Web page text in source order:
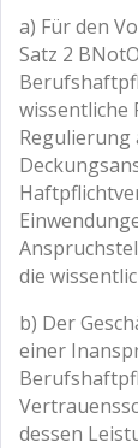
a) Für den
Satz 2
wissentliche
Regulierung
die
b) Der
einer
dessen